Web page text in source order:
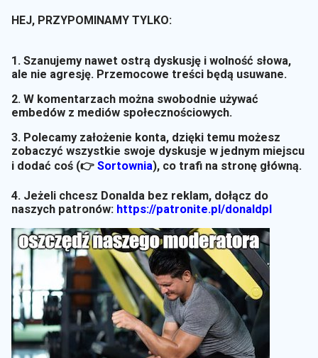
HEJ, PRZYPOMINAMY TYLKO:
1. Szanujemy nawet ostrą dyskusję i wolność słowa,
ale nie agresję. Przemocowe treści będą usuwane.
2. W komentarzach można swobodnie używać
embedów z mediów społecznościowych.
3. Polecamy założenie konta, dzięki temu możesz
zobaczyć wszystkie swoje dyskusje w jednym miejscu
i dodać coś (👉 Sortownia), co trafi na stronę główną.
4. Jeżeli chcesz Donalda bez reklam, dołącz do
naszych patronów: https://patronite.pl/donaldpl